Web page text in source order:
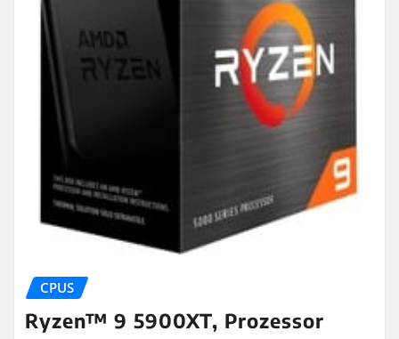
CPUS
Ryzen™ 9 5900XT, Prozessor